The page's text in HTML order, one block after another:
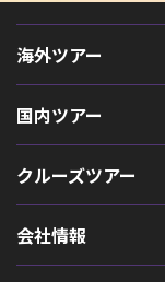
海外ツアー
国内ツアー
クルーズツアー
会社情報